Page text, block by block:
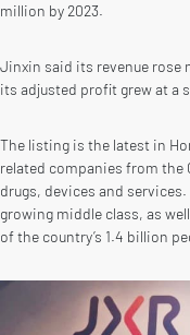
million by 2023.
Jinxin said its revenue rose
its adjusted profit grew at a
The listing is the latest in
related companies from
drugs, devices and
growing middle class, as
of the country’s 1.4 billion